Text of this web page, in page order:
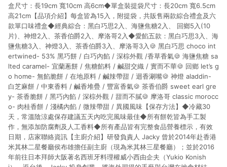
Pinkoi 購物商品資訊頁及購物車標示為準。 10. 點數紅包使用規
則請以點數紅包活動說明為準。 11. 若於 LINE 購物前往 Pinkoi
頁面後才首次下載 Pinkoi APP 並完成訂單，不符合導購資格；承
上，首次下載 Pinkoi APP 後，需透過 LINE 購物前往 Pinkoi 頁
面，方享導購資格。
盒尺寸：長19cm 寬10cm 高6cm◆單盒裝提袋尺寸：長20cm 寬6.5cm
高21cm【品項介紹】每盒皆為15入，附提袋，共販售兩款綜合禮盒及六
款單口味禮盒◆經典綜合：黑白巧思2入、海鹽焦糖2入、 回鄉5入(10
片)、神燈2入、茶香伯爵2入、摩洛哥2入◆愛餡五款：黑白巧思3入、海
鹽焦糖3入、神燈3入、茶香伯爵3入、摩洛哥3入🍪 黑白巧思 choco int
ertwined- 53% 黑巧餅 / 白巧內餡 / 深棕外觀 /香草香氣🍪 海鹽焦糖 sa
lted caramel- 宜蘭蔥餅 / 焦糖餡料 / 鹹甜交織 / 實而不華🍪 回鄉 let’s g
o home- 無餡脆餅 / 在地原料 / 鹹辣帶甜 / 迴香涮嘴🍪 神燈 aladdin-
白芝麻餅 / 中東香料 / 鹹香堆疊 / 豐富香氣🍪 茶香伯爵 sweet earl gre
y- 茶香脆餅 / 黑巧內餡 / 深棕外觀 / 甜而不膩🍪 摩洛哥 classic morocc
o- 肉桂香餅 / 淺橘內餡 / 微辣帶甜 / 異國風味【保存方法】◆冷藏30
天，常溫陰涼處保存建議五天內吃完風味最佳◆所有餅乾皆為手工製
作，無添加防腐劑及人工香料◆所有產品皆有完整食品營養標示，有效
日期，店家聯絡資訊【主廚介紹】研發負責人 Jacky 曾於2014年赴香港
米其林二星餐廳侯布雄擔任副主廚（現為米其林三星餐廳）；並於2016
年前往日本拜師大阪著名西班牙料理權威小西由企夫（Yukio Konish